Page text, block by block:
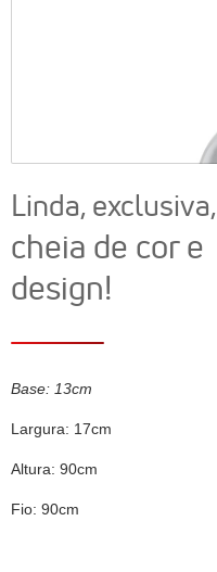
Linda, exclusiva,
cheia de cor e
design!
Base: 13cm
Largura: 17cm
Altura: 90cm
Fio: 90cm